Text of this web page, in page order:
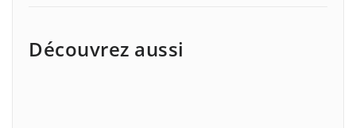
Découvrez aussi